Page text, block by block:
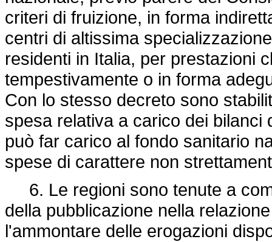
criteri di fruizione, in forma
centri di altissima
residenti in Italia, per prestazioni
tempestivamente o in forma
Con lo stesso decreto sono
spesa relativa a carico dei bilanci
può far carico al fondo sanitario
spese di carattere non
6. Le regioni sono tenute a
della pubblicazione nella
l'ammontare delle erogazioni